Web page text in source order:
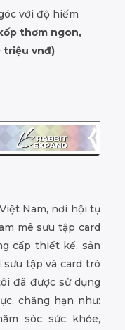
với độ hiếm
thơm ngon,
triệu vnđ)
Nam, nơi hội tụ
mê sưu tập card
cấp thiết kế, sản
tập và card trò
đã được sử dụng
chẳng hạn như:
sóc sức khỏe,